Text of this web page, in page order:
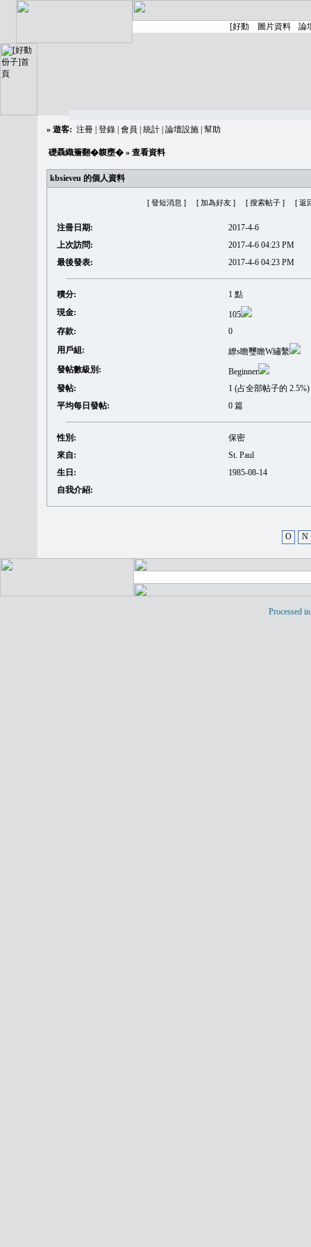
» 遊客: 注冊 登錄 會員 統計 論壇設施 幫助
礎聶織簷翻�䪖壅� » 查看資料
kbsieveu 的個人資料
[ 發短消息 ] [ 加為好友 ] [ 搜索帖子 ] [ 返
注冊日期:
2017-4-6
上次訪問:
2017-4-6 04:23 PM
最後發表:
2017-4-6 04:23 PM
積分:
1 點
現金:
105
存款:
0
用戶組:
繚s瞻璽瞻W繡繫
發帖數級別:
Beginner
發帖:
1 (占全部帖子的 2.5%)
平均每日發帖:
0 篇
性別:
保密
來自:
St. Paul
生日:
1985-08-14
自我介紹:
O N
Processed